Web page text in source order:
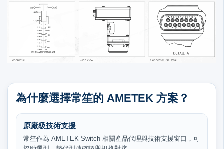
為什麼選擇常笙的 AMETEK 方案？
原廠級技術支援
常笙作為 AMETEK Switch 相關產品代理與技術支援窗口，可